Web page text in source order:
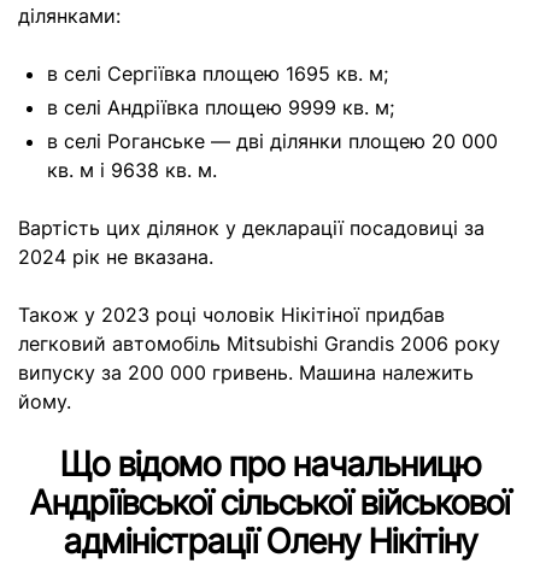
ділянками:
в селі Сергіївка площею 1695 кв. м;
в селі Андріївка площею 9999 кв. м;
в селі Роганське — дві ділянки площею 20 000
кв. м і 9638 кв. м.
Вартість цих ділянок у декларації посадовиці за
2024 рік не вказана.
Також у 2023 році чоловік Нікітіної придбав
легковий автомобіль Mitsubishi Grandis 2006 року
випуску за 200 000 гривень. Машина належить
йому.
Що відомо про начальницю
Андріївської сільської військової
адміністрації Олену Нікітіну